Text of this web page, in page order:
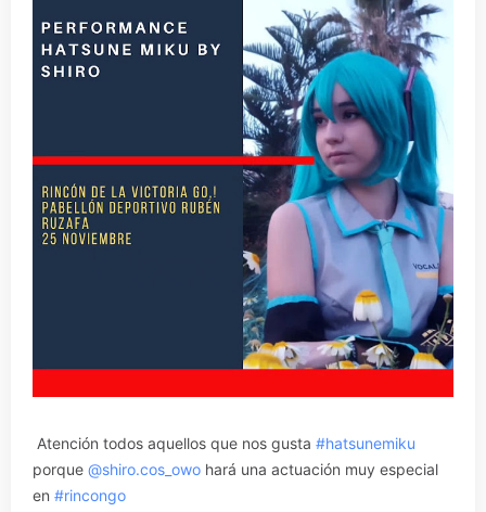
Atención todos aquellos que nos gusta #hatsunemiku
porque @shiro.cos_owo hará una actuación muy especial
en #rincongo